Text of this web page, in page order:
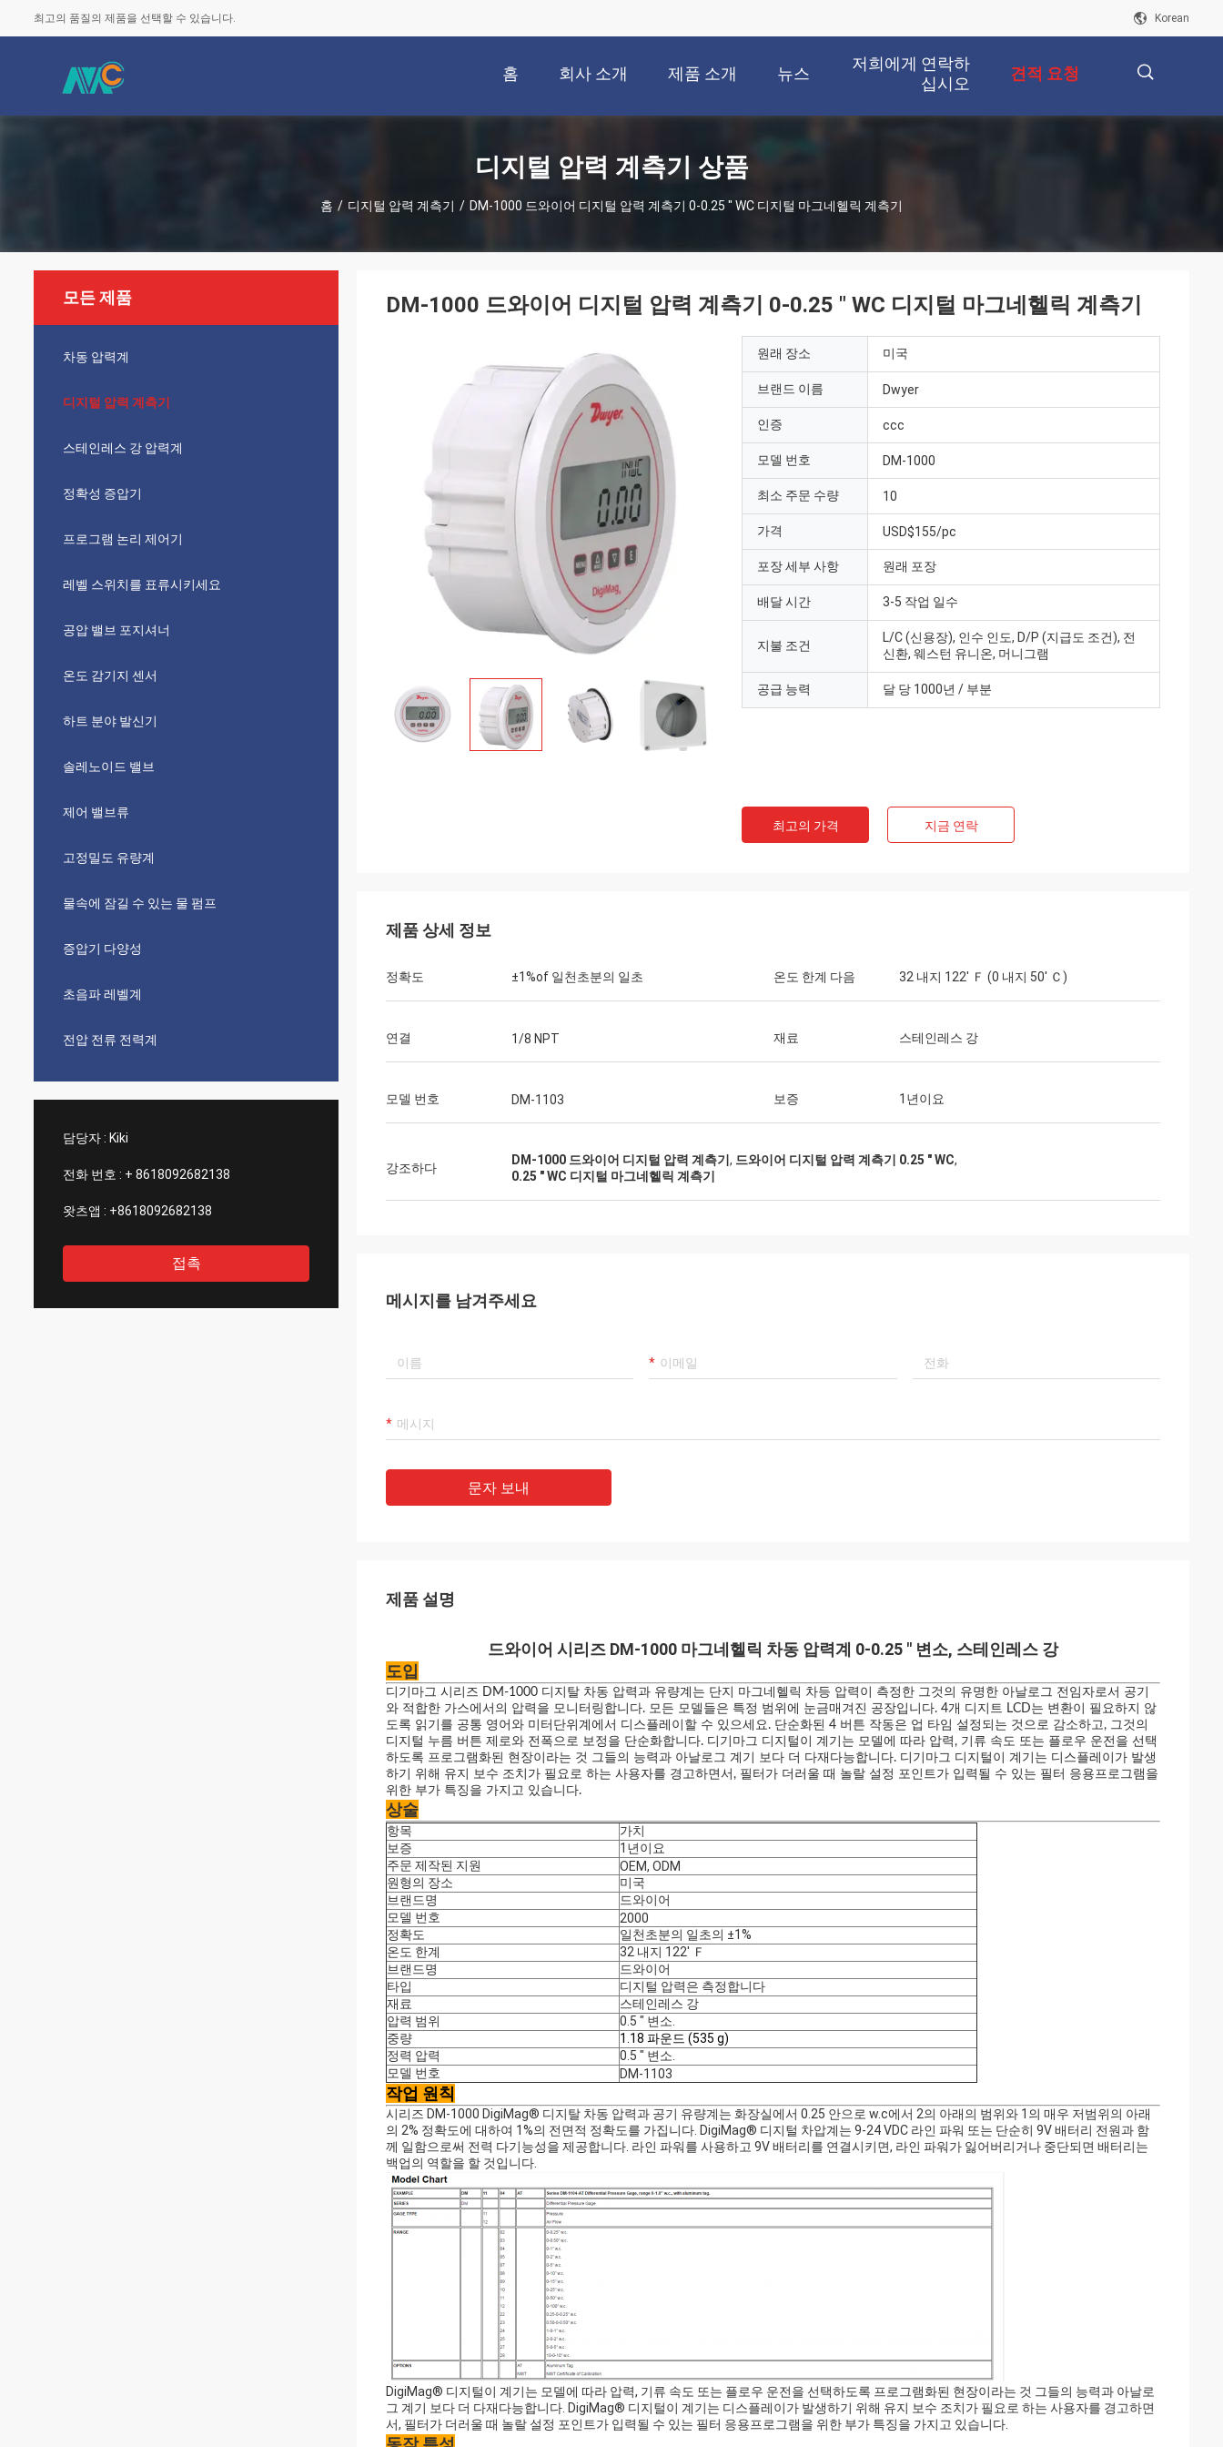
최고의 품질의 제품을 선택할 수 있습니다. Korean
홈 회사 소개 제품 소개 뉴스
저희에게 연락하
십시오
견적 요청
디지털 압력 계측기 상품
홈 / 디지털 압력 계측기 / DM-1000 드와이어 디지털 압력 계측기 0-0.25 " WC 디지털 마그네헬릭 계측기
모든 제품
차동 압력계
디지털 압력 계측기
스테인레스 강 압력계
정확성 증압기
프로그램 논리 제어기
레벨 스위치를 표류시키세요
공압 밸브 포지셔너
온도 감기지 센서
하트 분야 발신기
솔레노이드 밸브
제어 밸브류
고정밀도 유량계
물속에 잠길 수 있는 물 펌프
증압기 다양성
초음파 레벨계
전압 전류 전력계
담당자 : Kiki
전화 번호 : + 8618092682138
왓츠앱 : +8618092682138
접촉
DM-1000 드와이어 디지털 압력 계측기 0-0.25 " WC 디지털 마그네헬릭 계측기
원래 장소 미국
브랜드 이름 Dwyer
인증 ccc
모델 번호 DM-1000
최소 주문 수량 10
가격 USD$155/pc
포장 세부 사항 원래 포장
배달 시간 3-5 작업 일수
지불 조건
L/C (신용장), 인수 인도, D/P (지급도 조건), 전
신환, 웨스턴 유니온, 머니그램
공급 능력 달 당 1000년 / 부분
최고의 가격 지금 연락
제품 상세 정보
정확도 ±1%of 일천초분의 일초 온도 한계 다음 32 내지 122' Ｆ (0 내지 50' Ｃ)
연결 1/8 NPT 재료 스테인레스 강
모델 번호 DM-1103 보증 1년이요
강조하다
DM-1000 드와이어 디지털 압력 계측기 , 드와이어 디지털 압력 계측기 0.25 " WC,
0.25 " WC 디지털 마그네헬릭 계측기
메시지를 남겨주세요
문자 보내
제품 설명
드와이어 시리즈 DM-1000 마그네헬릭 차동 압력계 0-0.25 " 변소, 스테인레스 강
도입
디기마그 시리즈 DM-1000 디지탈 차동 압력과 유량계는 단지 마그네헬릭 차등 압력이 측정한 그것의 유명한 아날로그 전임자로서 공기
와 적합한 가스에서의 압력을 모니터링합니다. 모든 모델들은 특정 범위에 눈금매겨진 공장입니다. 4개 디지트 LCD는 변환이 필요하지 않
도록 읽기를 공통 영어와 미터단위계에서 디스플레이할 수 있으세요. 단순화된 4 버튼 작동은 업 타임 설정되는 것으로 감소하고, 그것의
디지털 누름 버튼 제로와 전폭으로 보정을 단순화합니다. 디기마그 디지털이 계기는 모델에 따라 압력, 기류 속도 또는 플로우 운전을 선택
하도록 프로그램화된 현장이라는 것 그들의 능력과 아날로그 계기 보다 더 다재다능합니다. 디기마그 디지털이 계기는 디스플레이가 발생
하기 위해 유지 보수 조치가 필요로 하는 사용자를 경고하면서, 필터가 더러울 때 놀랄 설정 포인트가 입력될 수 있는 필터 응용프로그램을
위한 부가 특징을 가지고 있습니다.
상술
항목
가치
보증
1년이요
주문 제작된 지원
OEM, ODM
원형의 장소
미국
브랜드명
드와이어
모델 번호
2000
정확도
일천초분의 일초의 ±1%
온도 한계
32 내지 122' Ｆ
브랜드명
드와이어
타입
디지털 압력은 측정합니다
재료
스테인레스 강
압력 범위
0.5 " 변소.
중량
1.18 파운드 (535 g)
정력 압력
0.5 " 변소.
모델 번호
DM-1103
작업 원칙
시리즈 DM-1000 DigiMag® 디지탈 차동 압력과 공기 유량계는 화장실에서 0.25 안으로 w.c에서 2의 아래의 범위와 1의 매우 저범위의 아래
의 2% 정확도에 대하여 1%의 전면적 정확도를 가집니다. DigiMag® 디지털 차압계는 9-24 VDC 라인 파워 또는 단순히 9V 배터리 전원과 함
께 일함으로써 전력 다기능성을 제공합니다. 라인 파워를 사용하고 9V 배터리를 연결시키면, 라인 파워가 잃어버리거나 중단되면 배터리는
백업의 역할을 할 것입니다.
DigiMag® 디지털이 계기는 모델에 따라 압력, 기류 속도 또는 플로우 운전을 선택하도록 프로그램화된 현장이라는 것 그들의 능력과 아날로
그 계기 보다 더 다재다능합니다. DigiMag® 디지털이 계기는 디스플레이가 발생하기 위해 유지 보수 조치가 필요로 하는 사용자를 경고하면
서, 필터가 더러울 때 놀랄 설정 포인트가 입력될 수 있는 필터 응용프로그램을 위한 부가 특징을 가지고 있습니다.